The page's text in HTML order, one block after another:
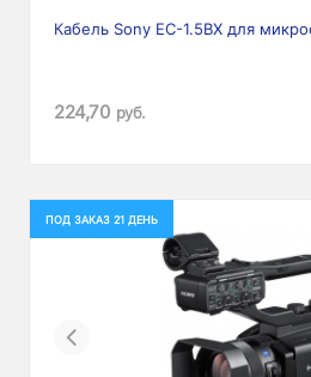
Кабель Sony EC-1.5BX для
224,70 руб.
ПОД ЗАКАЗ 21 ДЕНЬ
Previous